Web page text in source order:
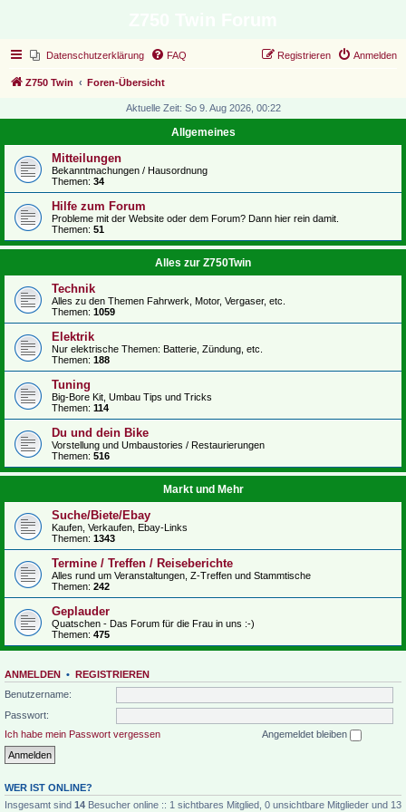
Datenschutzerklärung FAQ Anmelden
Registrieren
Z750 Twin Foren-Übersicht
Aktuelle Zeit: So 9. Aug 2026, 00:22
Allgemeines
Mitteilungen
Bekanntmachungen / Hausordnung
Themen: 34
Hilfe zum Forum
Probleme mit der Website oder dem Forum? Dann hier rein damit.
Themen: 51
Alles zur Z750Twin
Technik
Alles zu den Themen Fahrwerk, Motor, Vergaser, etc.
Themen: 1059
Elektrik
Nur elektrische Themen: Batterie, Zündung, etc.
Themen: 188
Tuning
Big-Bore Kit, Umbau Tips und Tricks
Themen: 114
Du und dein Bike
Vorstellung und Umbaustories / Restaurierungen
Themen: 516
Markt und Mehr
Suche/Biete/Ebay
Kaufen, Verkaufen, Ebay-Links
Themen: 1343
Termine / Treffen / Reiseberichte
Alles rund um Veranstaltungen, Z-Treffen und Stammtische
Themen: 242
Geplauder
Quatschen - Das Forum für die Frau in uns :-)
Themen: 475
ANMELDEN • REGISTRIEREN
Benutzername:
Passwort:
Ich habe mein Passwort vergessen
Angemeldet bleiben
WER IST ONLINE?
Insgesamt sind 14 Besucher online :: 1 sichtbares Mitglied, 0 unsichtbare Mitglieder und 13